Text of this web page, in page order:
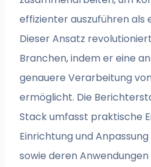
effizienter auszuführen als
Dieser Ansatz
Branchen, indem er eine
genauere Verarbeitung
ermöglicht. Die
Stack umfasst praktische
Einrichtung und
sowie deren